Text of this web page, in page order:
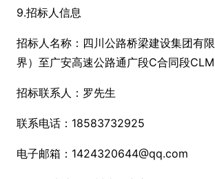
9.招标人信息
招标人名称：四川公路桥梁建设集团有
界）至广安高速公路通广段C合同段
招标联系人：罗先生
联系电话：18583732925
电子邮箱：